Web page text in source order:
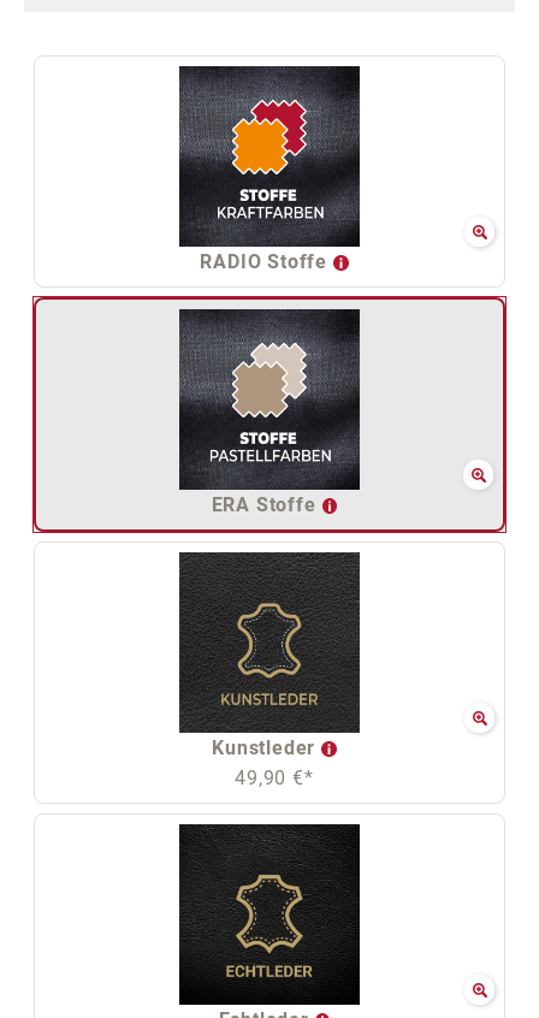
RADIO Stoffe
ERA Stoffe
Kunstleder
49,90 €*